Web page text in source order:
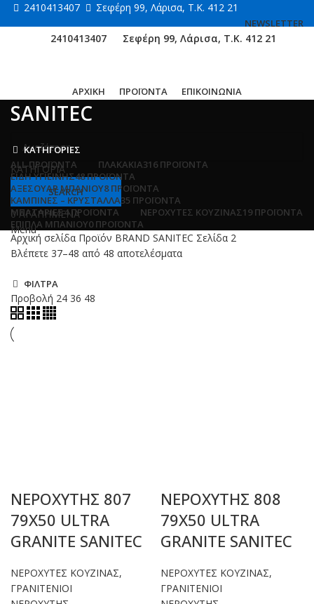
2410413407 Σεφέρη 99, Λάρισα, Τ.Κ. 412 21
NEWSLETTER
2410413407 Σεφέρη 99, Λάρισα, Τ.Κ. 412 21
ΚΑΤΗΓΟΡΙΑ
SEARCH
0ΑΓΑΠΗΜΕΝΑ
Menu
ΑΡΧΙΚΗ ΠΡΟΪΟΝΤΑ ΕΠΙΚΟΙΝΩΝΙΑ
SANITEC
ΚΑΤΗΓΟΡΙΕΣ
ALL ΠΡΟΪΌΝΤΑ ΠΛΑΚΑΚΙΑ316 ΠΡΟΪΌΝΤΑ
ΕΙΔΗ ΥΓΙΕΙΝΗΣ48 ΠΡΟΪΌΝΤΑ
ΑΞΕΣΟΥΑΡ ΜΠΑΝΙΟΥ8 ΠΡΟΪΌΝΤΑ
ΚΑΜΠΙΝΕΣ – ΚΡΥΣΤΑΛΛΑ35 ΠΡΟΪΌΝΤΑ
ΜΠΑΤΑΡΙΕΣ4 ΠΡΟΪΌΝΤΑ ΝΕΡΟΧΥΤΕΣ ΚΟΥΖΙΝΑΣ19 ΠΡΟΪΌΝΤΑ
ΕΠΙΠΛΑ ΜΠΑΝΙΟΥ0 ΠΡΟΪΌΝΤΑ
Αρχική σελίδα Προϊόν BRAND SANITEC Σελίδα 2
Βλέπετε 37–48 από 48 αποτελέσματα
ΦΙΛΤΡΑ
Προβολή 24 36 48
ΝΕΡΟΧΥΤΗΣ 807
79Χ50 ULTRA
GRANITE SANITEC
ΝΕΡΟΧΥΤΕΣ ΚΟΥΖΙΝΑΣ,
ΓΡΑΝΙΤΕΝΙΟΙ
ΝΕΡΟΧΥΤΗΣ 808
79X50 ULTRA
GRANITE SANITEC
ΝΕΡΟΧΥΤΕΣ ΚΟΥΖΙΝΑΣ,
ΓΡΑΝΙΤΕΝΙΟΙ